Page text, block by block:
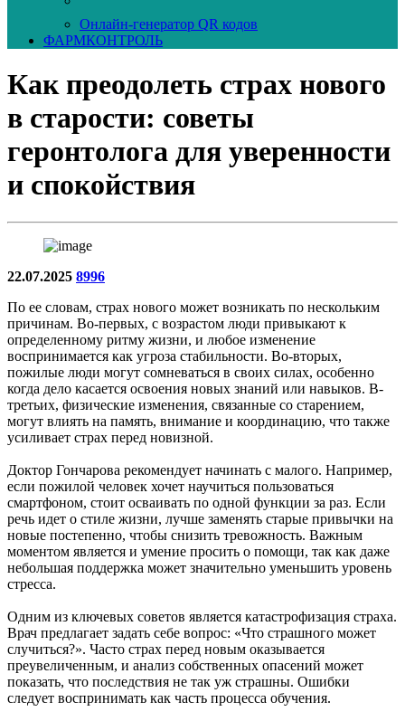
Онлайн-генератор QR кодов
ФАРМКОНТРОЛЬ
Как преодолеть страх нового
в старости: советы
геронтолога для уверенности
и спокойствия
22.07.2025 8996
По ее словам, страх нового может возникать по нескольким
причинам. Во-первых, с возрастом люди привыкают к
определенному ритму жизни, и любое изменение
воспринимается как угроза стабильности. Во-вторых,
пожилые люди могут сомневаться в своих силах, особенно
когда дело касается освоения новых знаний или навыков. В-
третьих, физические изменения, связанные со старением,
могут влиять на память, внимание и координацию, что также
усиливает страх перед новизной.
Доктор Гончарова рекомендует начинать с малого. Например,
если пожилой человек хочет научиться пользоваться
смартфоном, стоит осваивать по одной функции за раз. Если
речь идет о стиле жизни, лучше заменять старые привычки на
новые постепенно, чтобы снизить тревожность. Важным
моментом является и умение просить о помощи, так как даже
небольшая поддержка может значительно уменьшить уровень
стресса.
Одним из ключевых советов является катастрофизация страха.
Врач предлагает задать себе вопрос: «Что страшного может
случиться?». Часто страх перед новым оказывается
преувеличенным, и анализ собственных опасений может
показать, что последствия не так уж страшны. Ошибки
следует воспринимать как часть процесса обучения.